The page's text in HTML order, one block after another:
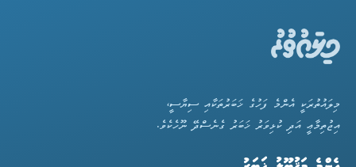
މިލައުތުރަކީ އެންމެ ފަހުގެ ޚަބަރުތަކާއި ސިޔާސީ،
އިޖުތިމާޢީ އަދި ކުޅިވަރު ޚަބަރު ގެނެސްދޭ ނޫހެކެވެ.